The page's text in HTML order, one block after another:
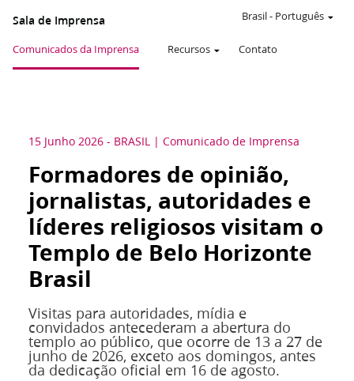
Sala de Imprensa
Comunicados da Imprensa Recursos Contato
Brasil- Português
15 Junho 2026 - BRASIL Comunicado de Imprensa
Formadores de opinião,
jornalistas, autoridades e
líderes religiosos visitam o
Templo de Belo Horizonte
Brasil
Visitas para autoridades, mídia e
convidados antecederam a abertura do
templo ao público, que ocorre de 13 a 27 de
junho de 2026, exceto aos domingos, antes
da dedicação oficial em 16 de agosto.